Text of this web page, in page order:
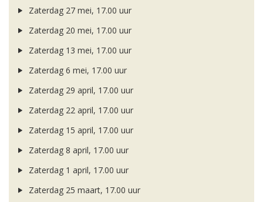
Zaterdag 27 mei, 17.00 uur
Zaterdag 20 mei, 17.00 uur
Zaterdag 13 mei, 17.00 uur
Zaterdag 6 mei, 17.00 uur
Zaterdag 29 april, 17.00 uur
Zaterdag 22 april, 17.00 uur
Zaterdag 15 april, 17.00 uur
Zaterdag 8 april, 17.00 uur
Zaterdag 1 april, 17.00 uur
Zaterdag 25 maart, 17.00 uur